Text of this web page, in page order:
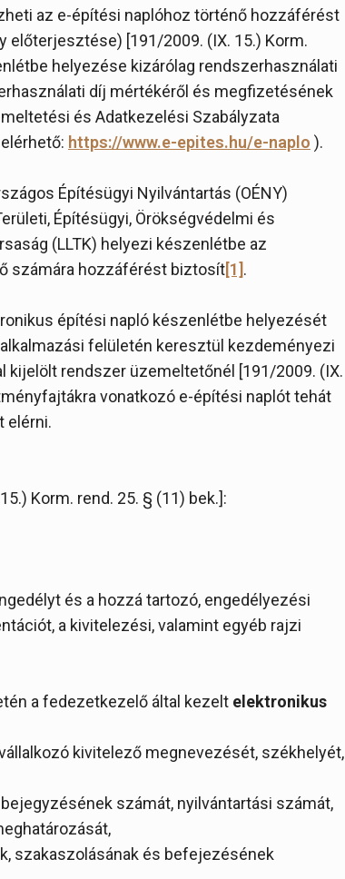
az e-építési naplóhoz történő hozzáférést
[191/2009. (IX. 15.) Korm.
helyezése kizárólag rendszerhasználati
díj mértékéről és megfizetésének
és Adatkezelési Szabályzata
https://www.e-epites.hu/e-naplo ).
Építésügyi Nyilvántartás (OÉNY)
Építésügyi, Örökségvédelmi és
(LLTK) helyezi készenlétbe az
számára hozzáférést biztosít[1].
építési napló készenlétbe helyezését
felületén keresztül kezdeményezi
rendszer üzemeltetőnél [191/2009. (IX.
vonatkozó e-építési naplót tehát
elérni.
Korm. rend. 25. § (11) bek.]:
és a hozzá tartozó, engedélyezési
a kivitelezési, valamint egyéb rajzi
a fedezetkezelő által kezelt elektronikus
kivitelező megnevezését, székhelyét,
számát, nyilvántartási számát,
szakaszolásának és befejezésének